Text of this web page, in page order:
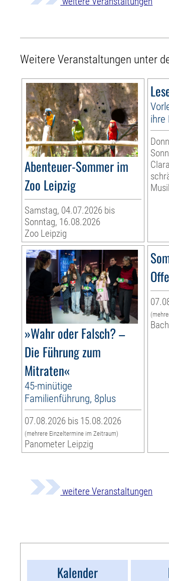
Weitere Veranstaltungen unter
Abenteuer-Sommer im
Zoo Leipzig
Samstag, 04.07.2026 bis
Sonntag, 16.08.2026
Zoo Leipzig
ihre
»Wahr oder Falsch? –
Die Führung zum
Mitraten«
45-minütige
Familienführung, 8plus
07.08.2026 bis 15.08.2026
(mehrere Einzeltermine im Zeitraum)
Panometer Leipzig
weitere Veranstaltungen
Kalender